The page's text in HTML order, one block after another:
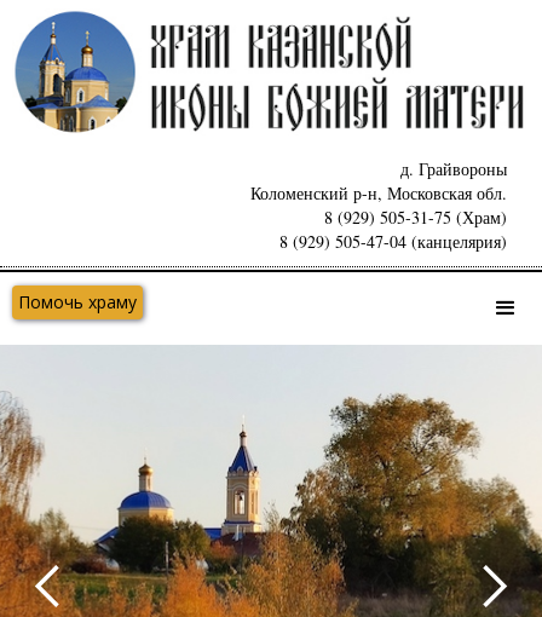
д. Грайвороны
Коломенский р-н, Московская обл.
8 (929) 505-31-75 (Храм)
8 (929) 505-47-04 (канцелярия)
Помочь храму